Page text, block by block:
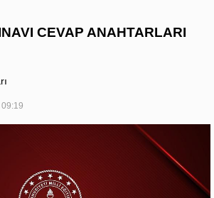
CEVAP ANAHTARLARI